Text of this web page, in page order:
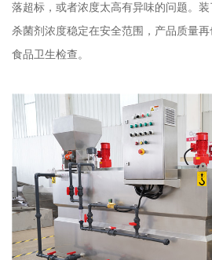
落超标，或者浓度太高有异味的问题。装
杀菌剂浓度稳定在安全范围，产品质量
食品卫生检查。